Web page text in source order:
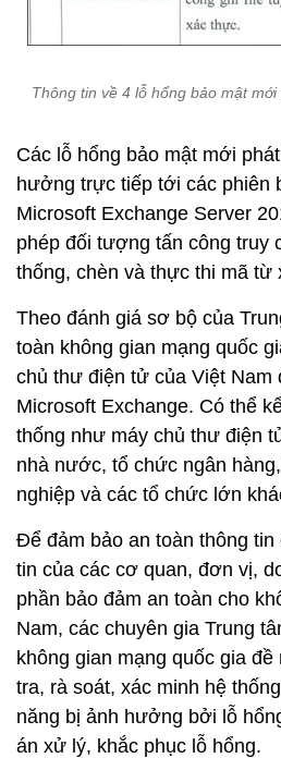
Thông tin về 4 lỗ hổng bảo mật
Các lỗ hổng bảo mật mới
hưởng trực tiếp tới các phiên
Microsoft Exchange Server
phép đối tượng tấn công truy
thống, chèn và thực thi mã từ
Theo đánh giá sơ bộ của
toàn không gian mạng quốc
chủ thư điện tử của Việt Nam
Microsoft Exchange. Có thể
thống như máy chủ thư điện
nhà nước, tổ chức ngân
nghiệp và các tổ chức lớn
Để đảm bảo an toàn thông tin
tin của các cơ quan, đơn vị,
phần bảo đảm an toàn cho
Nam, các chuyên gia Trung
không gian mạng quốc gia
tra, rà soát, xác minh hệ
năng bị ảnh hưởng bởi lỗ
án xử lý, khắc phục lỗ hổng.